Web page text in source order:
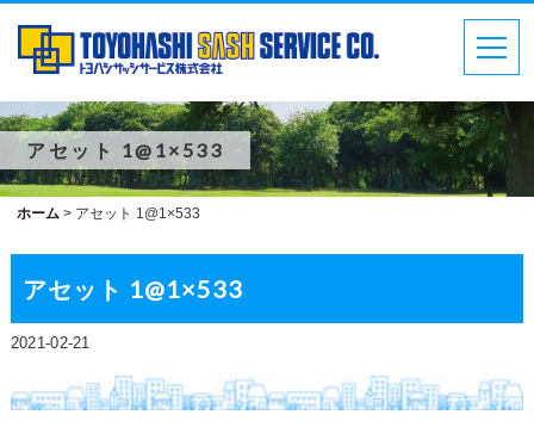
アセット 1@1×533
ホーム> アセット 1@1×533
アセット 1@1×533
2021-02-21